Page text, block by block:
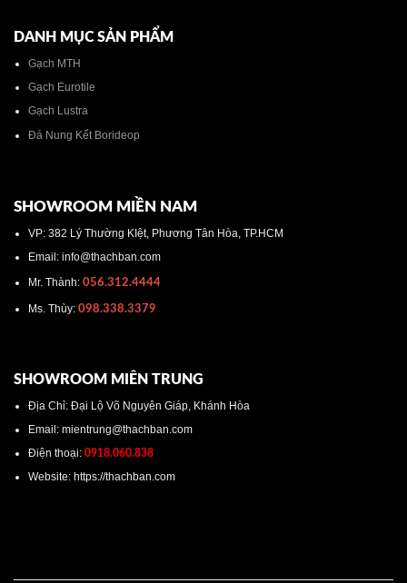
DANH MỤC SẢN PHẨM
Gạch MTH
Gạch Eurotile
Gạch Lustra
Đá Nung Kết Borideop
SHOWROOM MIỀN NAM
VP: 382 Lý Thường KIệt, Phương Tân Hòa, TP.HCM
Email: info@thachban.com
Mr. Thành:056.312.4444
Ms. Thùy: 098.338.3379
SHOWROOM MIÊN TRUNG
Địa Chỉ: Đại Lộ Võ Nguyên Giáp, Khánh Hòa
Email: mientrung@thachban.com
Điện thoại: 0918.060.838
Website: https://thachban.com